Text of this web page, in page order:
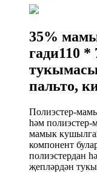
35%
гади110 *
пальто,
Полиэстер-
һәм
мамык
компонент
полиэстердан
җепләрдән